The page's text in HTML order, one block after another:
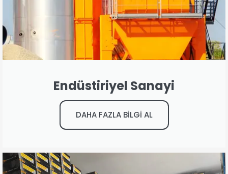
Endüstiriyel Sanayi
DAHA FAZLA BİLGİ AL